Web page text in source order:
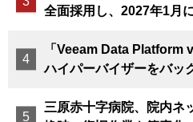
全面採用し、2027年1月
「Veeam Data Platform
ハイパーバイザーをバッ
三原赤十字病院、院内ネ